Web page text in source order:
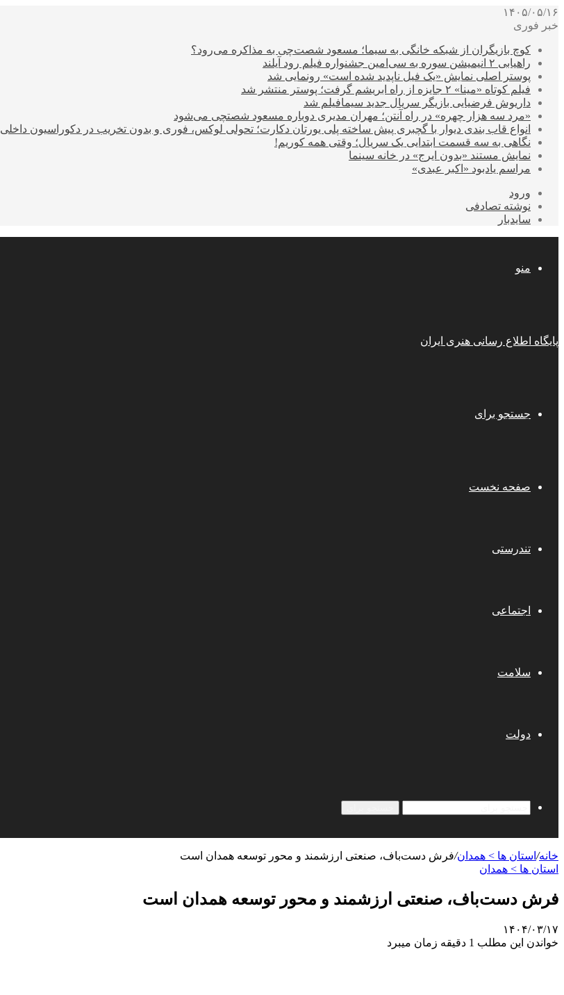
۱۴۰۵/۰۵/۱۶
خبر فوری
کوچ بازیگران از شبکه خانگی به سیما؛ مسعود شصت‌چی به مذاکره می‌رود؟
راهیابی ۲ انیمیشن سوره به سی‌امین جشنواره فیلم رود آیلند
پوستر اصلی نمایش «یک فیل ناپدید شده است» رونمایی شد
فیلم کوتاه «مینا» ۲ جایزه از راه ابریشم گرفت؛ پوستر منتشر شد
داریوش فرضیایی بازیگر سریال جدید سیمافیلم شد
«مرد سه هزار چهره» در راه آنتن؛ مهران مدیری دوباره مسعود شصتچی می‌شود
انواع قاب بندی دیوار با گچبری پیش ساخته پلی یورتان دکارت؛ تحولی لوکس، فوری و بدون تخریب در دکوراسیون داخلی
نگاهی به سه قسمت ابتدایی یک سریال؛ وقتی همه کوریم!
نمایش مستند «بدون ایرج» در خانه سینما
مراسم یادبود «اکبر عبدی»
ورود
نوشته تصادفی
سایدبار
منو
پایگاه اطلاع رسانی هنری ایران
جستجو برای
صفحه نخست
تندرستی
اجتماعی
سلامت
دولت
خانه/ استان ها > همدان/فرش دست‌باف، صنعتی ارزشمند و محور توسعه همدان است
استان ها > همدان
فرش دست‌باف، صنعتی ارزشمند و محور توسعه همدان است
۱۴۰۴/۰۳/۱۷
خواندن این مطلب 1 دقیقه زمان میبرد